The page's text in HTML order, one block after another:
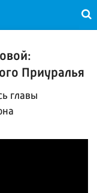
Приуралья
главы